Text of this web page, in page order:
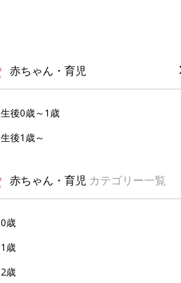
赤ちゃん・育児
生後0歳～1歳
生後1歳～
赤ちゃん・育児 カテゴリー一覧
0歳
1歳
2歳